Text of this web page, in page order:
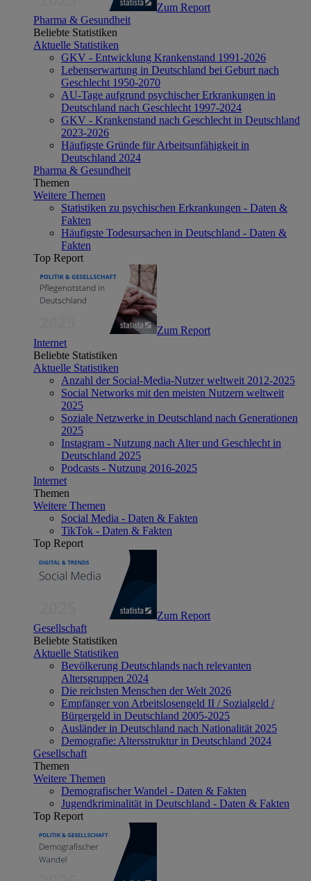
Zum Report
Pharma & Gesundheit
Beliebte Statistiken
Aktuelle Statistiken
GKV - Entwicklung Krankenstand 1991-2026
Lebenserwartung in Deutschland bei Geburt nach
Geschlecht 1950-2070
AU-Tage aufgrund psychischer Erkrankungen in
Deutschland nach Geschlecht 1997-2024
GKV - Krankenstand nach Geschlecht in Deutschland
2023-2026
Häufigste Gründe für Arbeitsunfähigkeit in
Deutschland 2024
Pharma & Gesundheit
Themen
Weitere Themen
Statistiken zu psychischen Erkrankungen - Daten &
Fakten
Häufigste Todesursachen in Deutschland - Daten &
Fakten
Top Report
Zum Report
Internet
Beliebte Statistiken
Aktuelle Statistiken
Anzahl der Social-Media-Nutzer weltweit 2012-2025
Social Networks mit den meisten Nutzern weltweit
2025
Soziale Netzwerke in Deutschland nach Generationen
2025
Instagram - Nutzung nach Alter und Geschlecht in
Deutschland 2025
Podcasts - Nutzung 2016-2025
Internet
Themen
Weitere Themen
Social Media - Daten & Fakten
TikTok - Daten & Fakten
Top Report
Zum Report
Gesellschaft
Beliebte Statistiken
Aktuelle Statistiken
Bevölkerung Deutschlands nach relevanten
Altersgruppen 2024
Die reichsten Menschen der Welt 2026
Empfänger von Arbeitslosengeld II / Sozialgeld /
Bürgergeld in Deutschland 2005-2025
Ausländer in Deutschland nach Nationalität 2025
Demografie: Altersstruktur in Deutschland 2024
Gesellschaft
Themen
Weitere Themen
Demografischer Wandel - Daten & Fakten
Jugendkriminalität in Deutschland - Daten & Fakten
Top Report